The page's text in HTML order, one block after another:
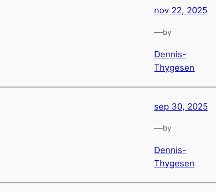
nov 22, 2025
—by
Dennis-
Thygesen
sep 30, 2025
—by
Dennis-
Thygesen